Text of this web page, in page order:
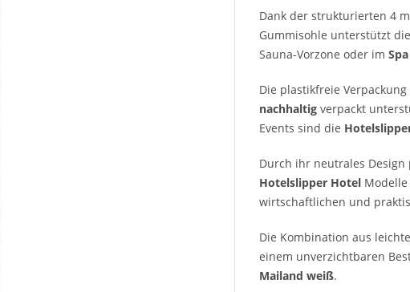
Dank der strukturierten 4
Gummisohle unterstützt
Sauna-Vorzone oder im Spa
Die plastikfreie
nachhaltig verpackt
Events sind die
Durch ihr neutrales Design
Hotelslipper Hotel
wirtschaftlichen und
Die Kombination aus
einem unverzichtbaren
Mailand weiß.